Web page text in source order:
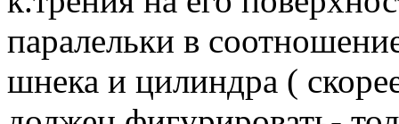
паралельки в
шнека и цилиндра (